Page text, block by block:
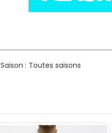
Saison : Toutes saisons